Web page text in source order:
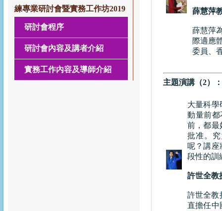
練專業研討會暨實務工作坊2019
研討會程序
研討會內容及講者介紹
實務工作內容及導師介紹
薛慧萍
薛慧萍
際適應
委員、
主題演講（2）
大量科學
動量前
前，都最
批准。究
呢？講座
段性的訓
許世全教
許世全教
直擔任中